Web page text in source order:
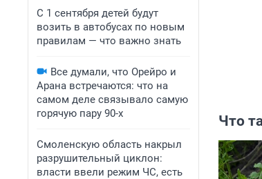
С 1 сентября детей будут
возить в автобусах по новым
правилам — что важно знать
Все думали, что Орейро и
Арана встречаются: что на
самом деле связывало самую
горячую пару 90-х
Смоленскую область накрыл
разрушительный циклон:
власти ввели режим ЧС, есть
Что